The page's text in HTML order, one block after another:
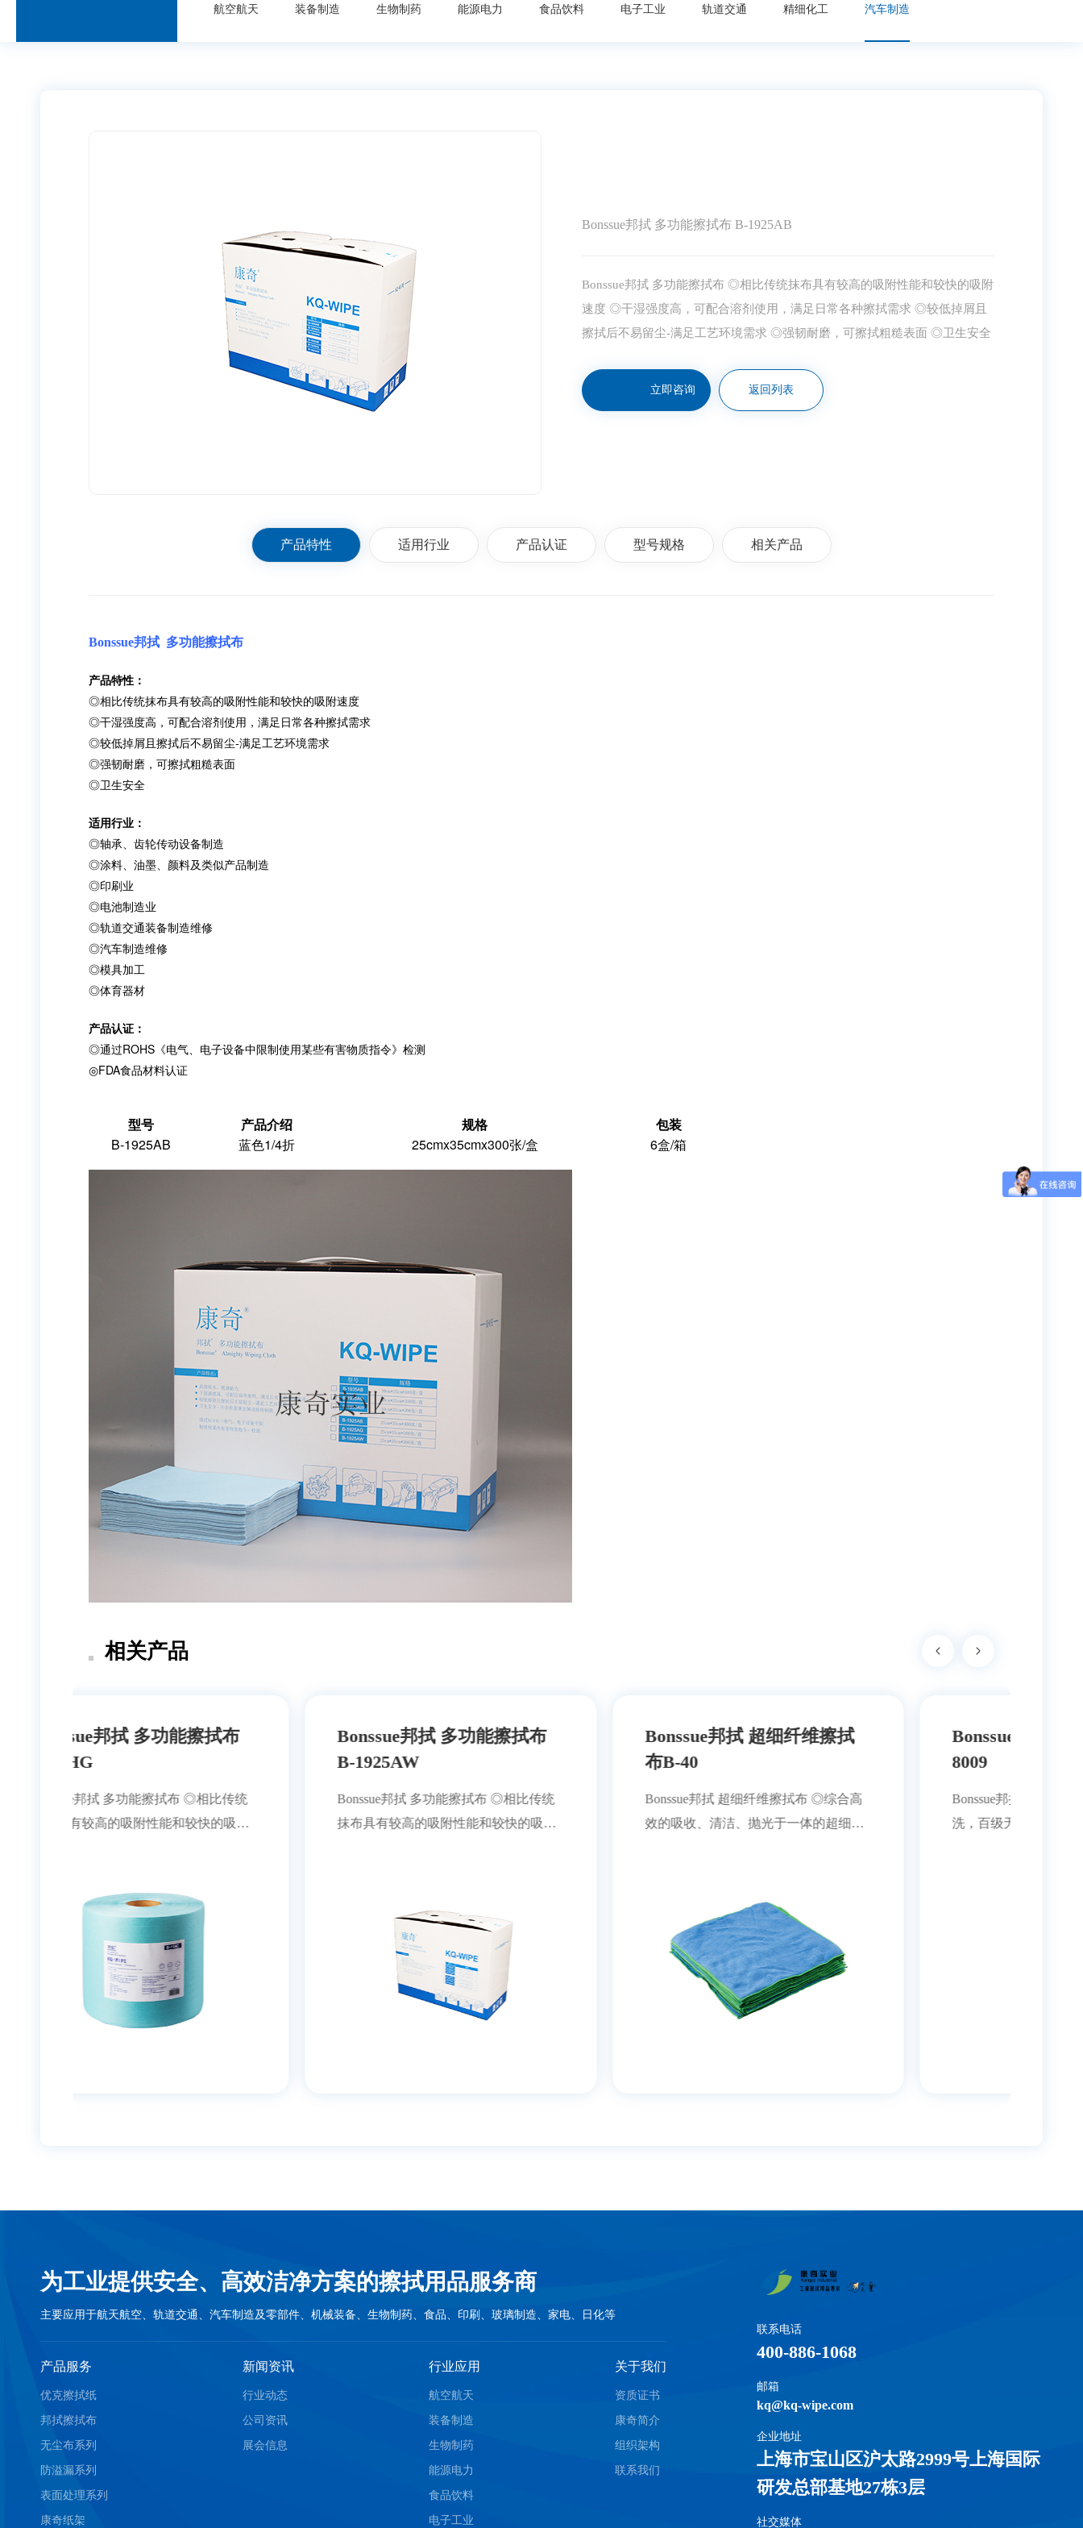
航空航天 装备制造 生物制药 能源电力 食品饮料 电子工业 轨道交通 精细化工 汽车制造
Bonssue邦拭 多功能擦拭布 B-1925AB
Bonssue邦拭 多功能擦拭布 ◎相比传统抹布具有较高的吸附性能和较快的吸附
速度 ◎干湿强度高，可配合溶剂使用，满足日常各种擦拭需求 ◎较低掉屑且
擦拭后不易留尘-满足工艺环境需求 ◎强韧耐磨，可擦拭粗糙表面 ◎卫生安全
立即咨询 返回列表
产品特性 适用行业 产品认证 型号规格 相关产品
Bonssue邦拭 多功能擦拭布
产品特性：
◎相比传统抹布具有较高的吸附性能和较快的吸附速度
◎干湿强度高，可配合溶剂使用，满足日常各种擦拭需求
◎较低掉屑且擦拭后不易留尘-满足工艺环境需求
◎强韧耐磨，可擦拭粗糙表面
◎卫生安全
适用行业：
◎轴承、齿轮传动设备制造
◎涂料、油墨、颜料及类似产品制造
◎印刷业
◎电池制造业
◎轨道交通装备制造维修
◎汽车制造维修
◎模具加工
◎体育器材
产品认证：
◎通过ROHS《电气、电子设备中限制使用某些有害物质指令》检测
◎FDA食品材料认证
型号 产品介绍 规格
包装
B-1925AB
蓝色1/4折 25cmx35cmx300张/盒 6盒/箱
相关产品
Bonssue邦拭 多功能擦拭布
Bonssue邦拭 多功能擦拭布 ◎相比传统
抹布具有较高的吸附性能和较快的吸附
拭后不易留尘-满足工艺环境需求 ◎强韧
耐磨，可擦拭粗糙表面 ◎卫生安全-不含
有害重金属或致病病菌
Bonssue邦拭 超细纤维擦拭
Bonssue邦拭 超细纤维擦拭布 ◎综合高
效的吸收、清洁、抛光于一体的超细纤
仍保持良好的清洁能力
Bonssue邦拭 无尘擦拭布 B-
Bonssue邦拭 无尘擦拭布 ◎18MDI水清
洗，百级无尘室生产包装 ◎快速吸附，
为工业提供安全、高效洁净方案的擦拭用品服务商
主要应用于航天航空、轨道交通、汽车制造及零部件、机械装备、生物制药、食品、印刷、玻璃制造、家电、日化等
产品服务
优克擦拭纸
邦拭擦拭布
无尘布系列
防溢漏系列
表面处理系列
康奇纸架
新闻资讯
行业动态
公司资讯
展会信息
行业应用
航空航天
装备制造
生物制药
能源电力
食品饮料
电子工业
关于我们
资质证书
康奇简介
组织架构
联系我们
联系电话
400-886-1068
邮箱
kq@kq-wipe.com
企业地址
上海市宝山区沪太路2999号上海国际
研发总部基地27栋3层
社交媒体